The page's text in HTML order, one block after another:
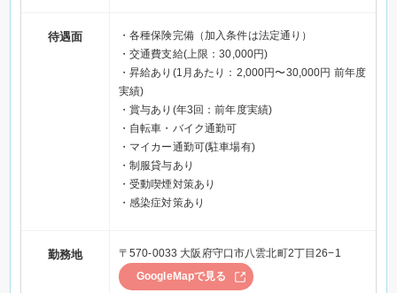
待遇面
・各種保険完備（加入条件は法定通り）
・交通費支給(上限：30,000円)
・昇給あり(1月あたり：2,000円〜30,000円 前年度
実績)
・賞与あり(年3回：前年度実績)
・自転車・バイク通勤可
・マイカー通勤可(駐車場有)
・制服貸与あり
・受動喫煙対策あり
・感染症対策あり
勤務地
〒570-0033 大阪府守口市八雲北町2丁目26−1
GoogleMapで見る